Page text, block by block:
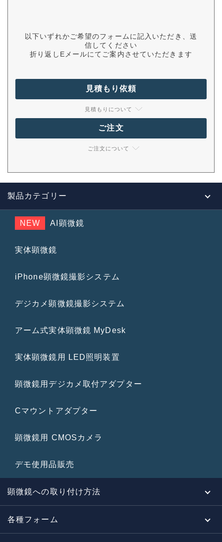
以下いずれかご希望のフォームに記入いただき、送
信してください
折り返しEメールにてご案内させていただきます
見積もり依頼
見積もりについて
ご注文
ご注文について
製品カテゴリー
NEW AI顕微鏡
実体顕微鏡
iPhone顕微鏡撮影システム
デジカメ顕微鏡撮影システム
アーム式実体顕微鏡 MyDesk
実体顕微鏡用 LED照明装置
顕微鏡用デジカメ取付アダプター
Cマウントアダプター
顕微鏡用 CMOSカメラ
デモ使用品販売
顕微鏡への取り付け方法
各種フォーム